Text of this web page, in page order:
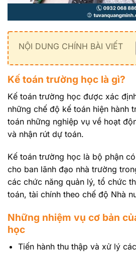
NỘI DUNG CHÍNH BÀI VIẾT
Kế toán trường học là gì?
Kế toán trường học được xác
những chế độ kế toán hiện hành
toán những nghiệp vụ về hoạt
và nhận rút dự toán.
Kế toán trường học là bộ phận
cho ban lãnh đạo nhà trường
các chức năng quản lý, tổ chức
toán, tài chính theo chế độ Nhà
Những nhiệm vụ cơ bản
học
Tiến hành thu thập và xử lý